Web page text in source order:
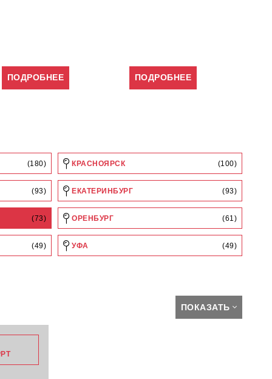
ПОДРОБНЕЕ ПОДРОБНЕЕ
(180) КРАСНОЯРСК (100)
(93) ЕКАТЕРИНБУРГ (93)
(73) ОРЕНБУРГ (61)
(49) УФА (49)
ПОКАЗАТЬ